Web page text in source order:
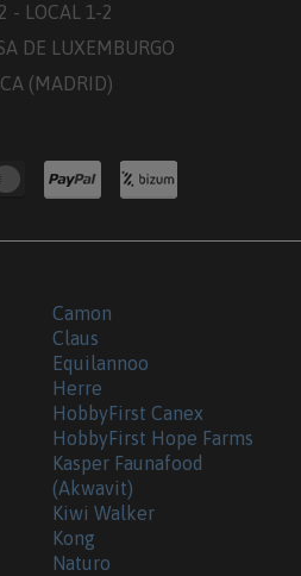
- LOCAL 1-2
DE LUXEMBURGO
(MADRID)
Camon
Claus
Equilannoo
Herre
HobbyFirst Canex
HobbyFirst Hope Farms
Kasper Faunafood
(Akwavit)
Kiwi Walker
Kong
Naturo